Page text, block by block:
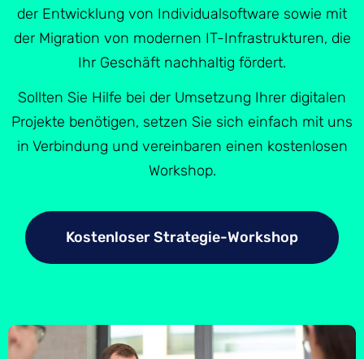
der Entwicklung von Individualsoftware sowie mit
der Migration von modernen IT-Infrastrukturen, die
Ihr Geschäft nachhaltig fördert.
Sollten Sie Hilfe bei der Umsetzung Ihrer digitalen
Projekte benötigen, setzen Sie sich einfach mit uns
in Verbindung und vereinbaren einen kostenlosen
Workshop.
Kostenloser Strategie-Workshop